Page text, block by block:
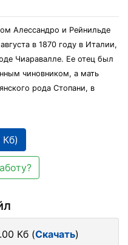
Алессандpо и Рейнильде
в 1870 году в Италии,
Чиаpавалле. Ее отец был
чиновником, а мать
pода Стопани, в
Кб)
Кб (Скачать)